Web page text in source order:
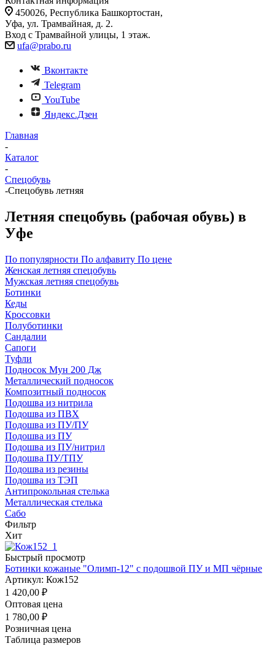
450026, Республика Башкортостан,
Уфа, ул. Трамвайная, д. 2.
Вход с Трамвайной улицы, 1 этаж.
ufa@prabo.ru
Вконтакте
Telegram
YouTube
Яндекс.Дзен
Главная
-
Каталог
-
Спецобувь
-Спецобувь летняя
Летняя спецобувь (рабочая обувь) в
Уфе
По популярности По алфавиту По цене
Женская летняя спецобувь
Мужская летняя спецобувь
Ботинки
Кеды
Кроссовки
Полуботинки
Сандалии
Сапоги
Туфли
Подносок Мун 200 Дж
Металлический подносок
Композитный подносок
Подошва из нитрила
Подошва из ПВХ
Подошва из ПУ/ПУ
Подошва из ПУ
Подошва из ПУ/нитрил
Подошва ПУ/ТПУ
Подошва из резины
Подошва из ТЭП
Антипрокольная стелька
Металлическая стелька
Сабо
Фильтр
Хит
Быстрый просмотр
Ботинки кожаные "Олимп-12" с подошвой ПУ и МП чёрные
Артикул: Кож152
1 420,00 ₽
Оптовая цена
1 780,00 ₽
Розничная цена
Таблица размеров